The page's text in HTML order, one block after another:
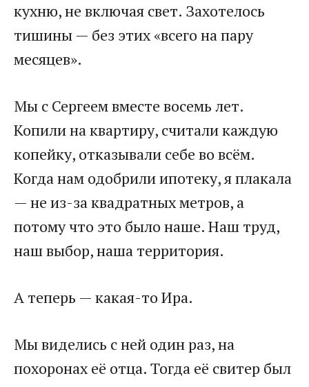
кухню, не включая свет. Захотелось
тишины — без этих «всего на пару
месяцев».
Мы с Сергеем вместе восемь лет.
Копили на квартиру, считали каждую
копейку, отказывали себе во всём.
Когда нам одобрили ипотеку, я плакала
— не из-за квадратных метров, а
потому что это было наше. Наш труд,
наш выбор, наша территория.
А теперь — какая-то Ира.
Мы виделись с ней один раз, на
похоронах её отца. Тогда её свитер был